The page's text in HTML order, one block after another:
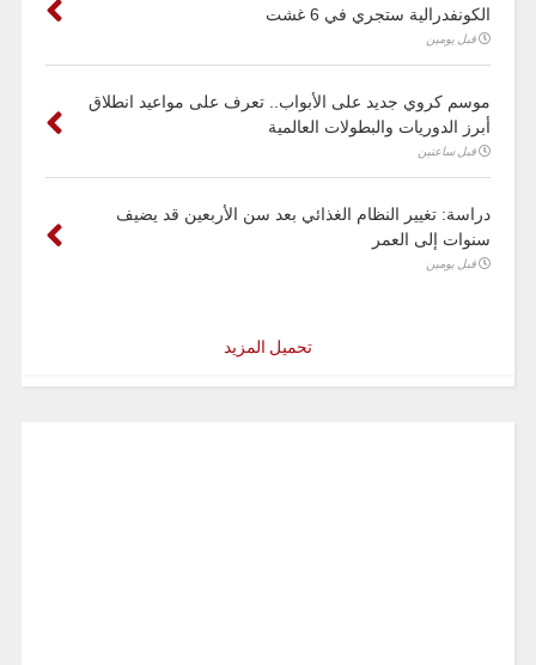
الكونفدرالية ستجري في 6 غشت
قبل يومين
موسم كروي جديد على الأبواب.. تعرف على مواعيد انطلاق
أبرز الدوريات والبطولات العالمية
قبل ساعتين
دراسة: تغيير النظام الغذائي بعد سن الأربعين قد يضيف
سنوات إلى العمر
قبل يومين
تحميل المزيد